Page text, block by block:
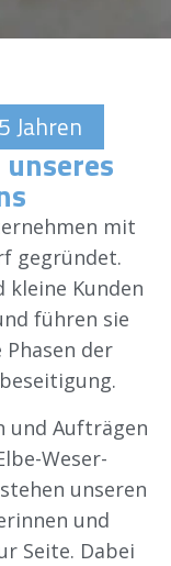
Jahren
mit
gegründet.
Kunden
führen sie
der
und Aufträgen
Weser-
unseren
und
Seite. Dabei